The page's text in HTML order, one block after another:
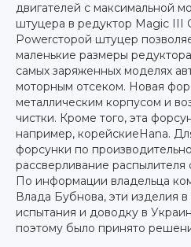
двигателей с максимальной
штуцера в редуктор Magic III
Powerсторой штуцер
маленькие размеры
самых заряженных моделях
моторным отсеком. Новая
металлическим корпусом и
чистки. Кроме того, эта
например, корейскиеHana.
форсунки по
рассверливание распылителя
По информации владельца
Влада Бубнова, эти изделия
испытания и доводку в
поэтому было принято